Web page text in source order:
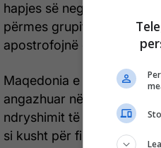
hapjes së negociatave, të
përmes grupit të parë si
apostrofojnë edhe
Maqedonia e Veriut
angazhuar në tejkalimin e
ndryshimit të Kushtetutës,
si kusht për fillimin e